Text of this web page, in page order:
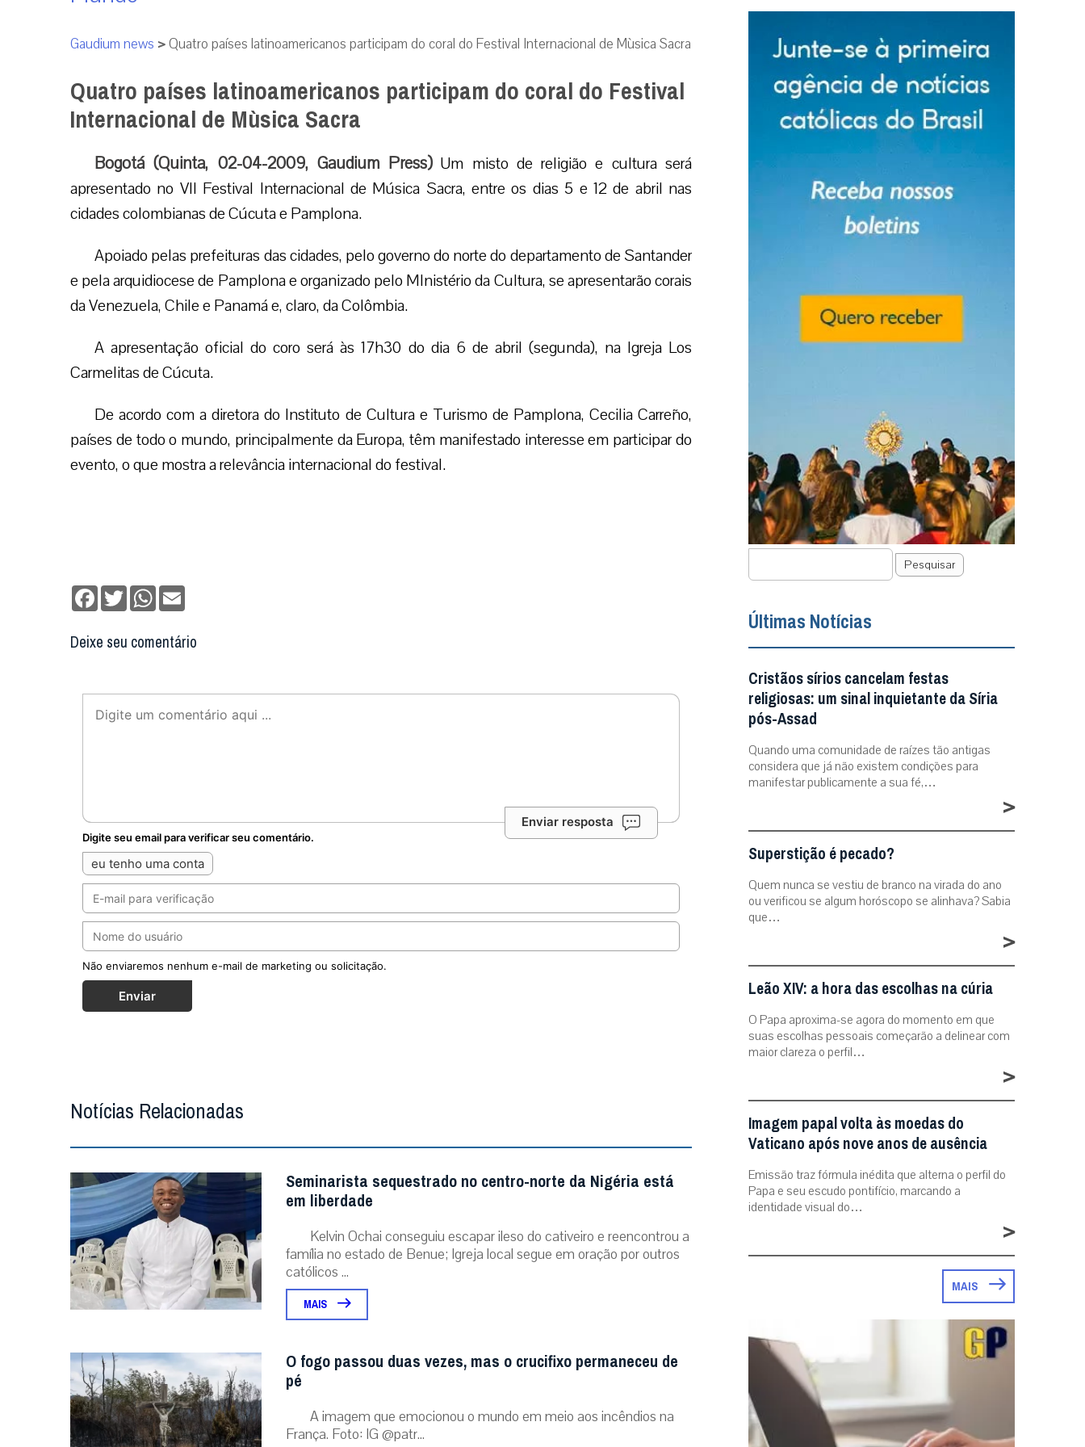
Gaudium news >Quatro países latinoamericanos participam do coral do Festival Internacional de Mùsica Sacra
Quatro países latinoamericanos participam do coral do Festival
Internacional de Mùsica Sacra
Bogotá (Quinta, 02-04-2009, Gaudium Press) Um misto de religião e cultura será
apresentado no VII Festival Internacional de Música Sacra, entre os dias 5 e 12 de abril nas
cidades colombianas de Cúcuta e Pamplona.
Apoiado pelas prefeituras das cidades, pelo governo do norte do departamento de Santander
e pela arquidiocese de Pamplona e organizado pelo MInistério da Cultura, se apresentarão corais
da Venezuela, Chile e Panamá e, claro, da Colômbia.
A apresentação oficial do coro será às 17h30 do dia 6 de abril (segunda), na Igreja Los
Carmelitas de Cúcuta.
De acordo com a diretora do Instituto de Cultura e Turismo de Pamplona, Cecilia Carreño,
países de todo o mundo, principalmente da Europa, têm manifestado interesse em participar do
evento, o que mostra a relevância internacional do festival.
Facebook
TwitterWhatsApp
Deixe seu comentário
Enviar resposta
Digite seu email para verificar seu comentário.
eu tenho uma conta
Não enviaremos nenhum e-mail de marketing ou solicitação.
Enviar
Notícias Relacionadas
Seminarista sequestrado no centro-norte da Nigéria está
em liberdade
Kelvin Ochai conseguiu escapar ileso do cativeiro e reencontrou a
família no estado de Benue; Igreja local segue em oração por outros
católicos ...
MAIS
O fogo passou duas vezes, mas o crucifixo permaneceu de
pé
A imagem que emocionou o mundo em meio aos incêndios na
França. Foto: IG @patr...
Pesquisar
Últimas Notícias
Cristãos sírios cancelam festas
religiosas: um sinal inquietante da Síria
pós-Assad
Quando uma comunidade de raízes tão antigas
considera que já não existem condições para
manifestar publicamente a sua fé,…
>
Superstição é pecado?
Quem nunca se vestiu de branco na virada do ano
ou verificou se algum horóscopo se alinhava? Sabia
que…
>
Leão XIV: a hora das escolhas na cúria
O Papa aproxima-se agora do momento em que
suas escolhas pessoais começarão a delinear com
maior clareza o perfil…
>
Imagem papal volta às moedas do
Vaticano após nove anos de ausência
Emissão traz fórmula inédita que alterna o perfil do
Papa e seu escudo pontifício, marcando a
identidade visual do…
>
MAIS